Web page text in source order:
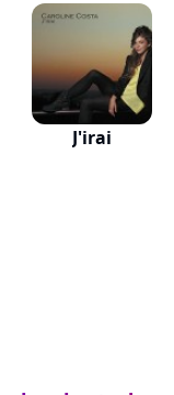
J'irai